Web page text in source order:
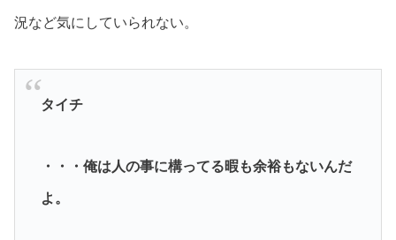
況など気にしていられない。
タイチ
・・・俺は人の事に構ってる暇も余裕もないんだ
よ。